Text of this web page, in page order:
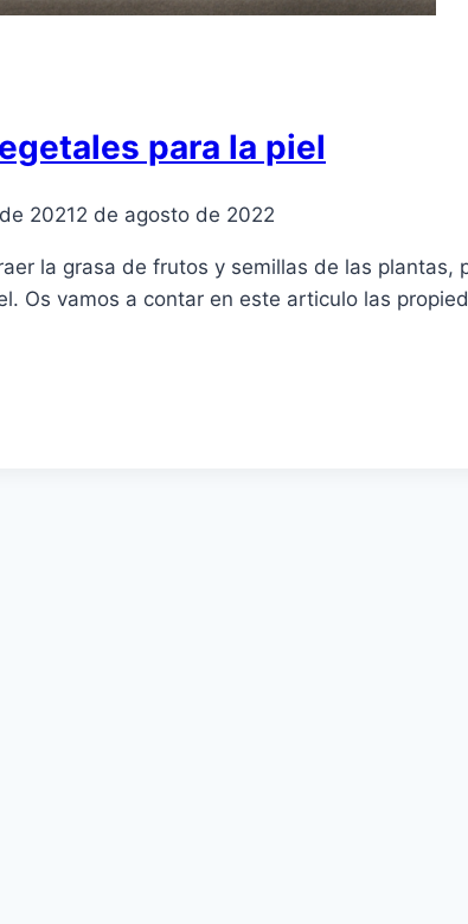
para la piel
20212 de agosto de 2022
la grasa de frutos y semillas de las
Os vamos a contar en este articulo las